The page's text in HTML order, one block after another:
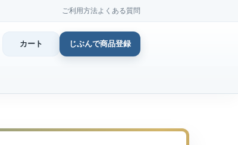
ご利用方法よくある質問
カート じぶんで商品登録